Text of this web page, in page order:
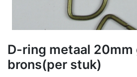
D-ring metaal 20mm
brons(per stuk)